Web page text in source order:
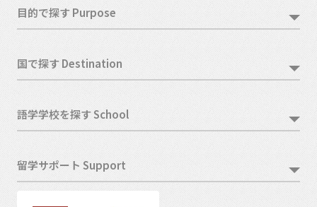
目的で探す Purpose
国で探す Destination
語学学校を探す School
留学サポート Support